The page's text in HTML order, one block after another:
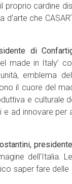
proprio cardine
che
di
made in Italy’
emblema
il cuore del
e culturale
e ad innovare per
dell’Italia.
saper fare delle